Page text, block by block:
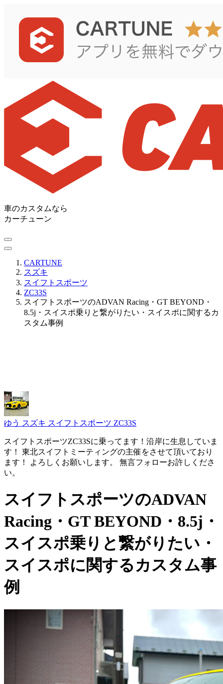
車のカスタムなら
カーチューン
CARTUNE
スズキ
スイフトスポーツ
ZC33S
スイフトスポーツのADVAN Racing・GT BEYOND・
8.5j・スイスポ乗りと繋がりたい・スイスポに関するカ
スタム事例
ゆう スズキ スイフトスポーツ ZC33S
スイフトスポーツZC33Sに乗ってます！沿岸に生息していま
す！ 東北スイフトミーティングの主催をさせて頂いており
ます！ よろしくお願いします。 無言フォローお許しくださ
い。
スイフトスポーツのADVAN
Racing・GT BEYOND・8.5j・
スイスポ乗りと繋がりたい・
スイスポに関するカスタム事
例